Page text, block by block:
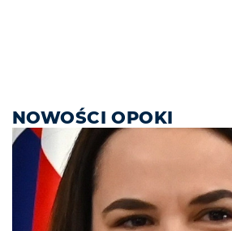
NOWOŚCI OPOKI